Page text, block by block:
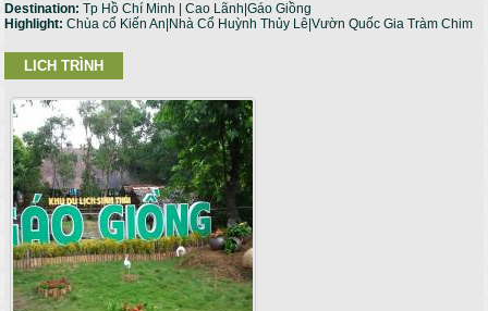
Destination:Tp Hồ Chí Minh | Cao Lãnh|Gáo Giồng
Highlight:Chùa cổ Kiến An|Nhà Cổ Huỳnh Thủy Lê|Vườn Quốc Gia Tràm Chim
LICH TRÌNH